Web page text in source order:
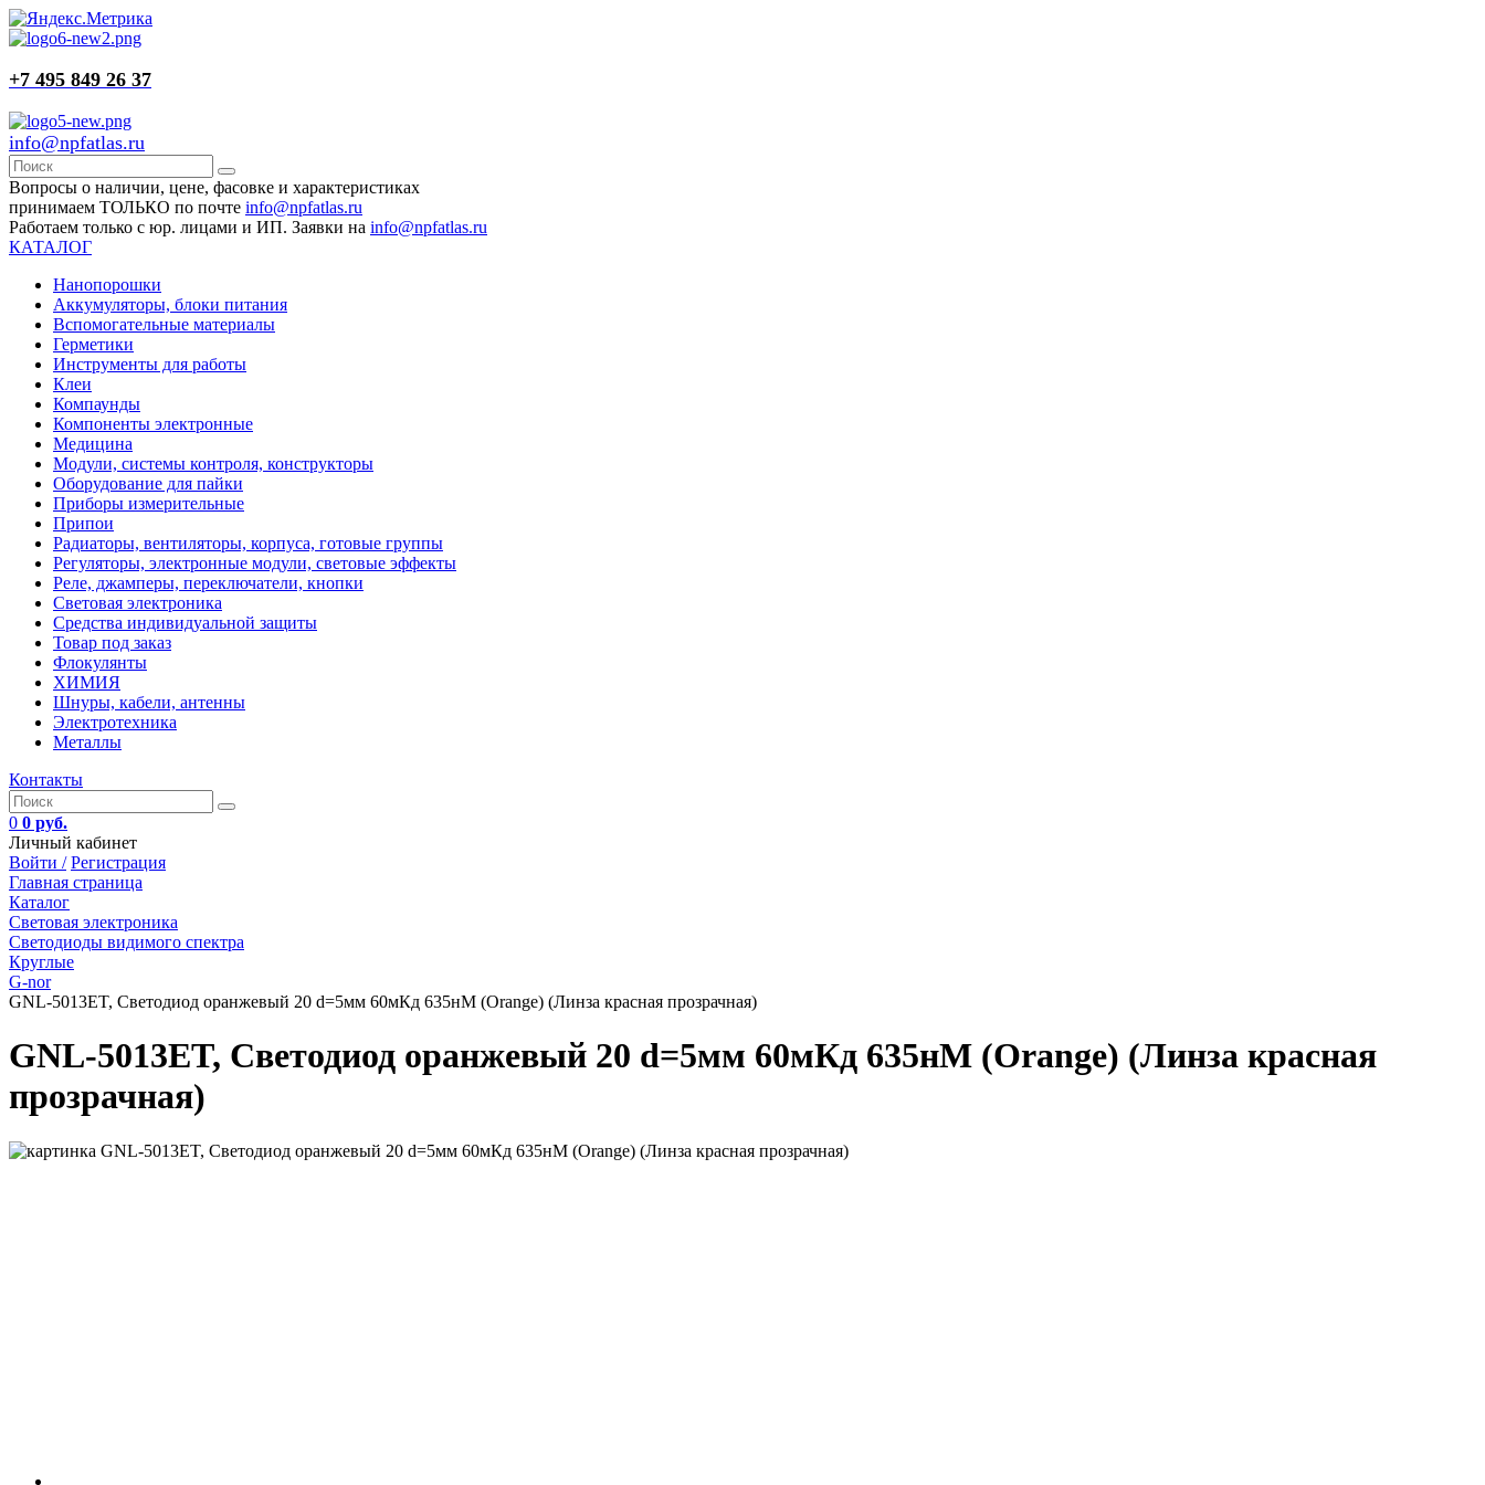
+7 495 849 26 37
info@npfatlas.ru
Вопросы о наличии, цене, фасовке и характеристиках
принимаем ТОЛЬКО по почте info@npfatlas.ru
Работаем только с юр. лицами и ИП. Заявки на info@npfatlas.ru
КАТАЛОГ
Нанопорошки
Аккумуляторы, блоки питания
Вспомогательные материалы
Герметики
Инструменты для работы
Клеи
Компаунды
Компоненты электронные
Медицина
Модули, системы контроля, конструкторы
Оборудование для пайки
Приборы измерительные
Припои
Радиаторы, вентиляторы, корпуса, готовые группы
Регуляторы, электронные модули, световые эффекты
Реле, джамперы, переключатели, кнопки
Световая электроника
Средства индивидуальной защиты
Товар под заказ
Флокулянты
ХИМИЯ
Шнуры, кабели, антенны
Электротехника
Металлы
Контакты
0 0 руб.
Личный кабинет
Войти / Регистрация
Главная страница
Каталог
Световая электроника
Светодиоды видимого спектра
Круглые
G-nor
GNL-5013ET, Светодиод оранжевый 20 d=5мм 60мКд 635нМ (Orange) (Линза красная прозрачная)
GNL-5013ET, Светодиод оранжевый 20 d=5мм 60мКд 635нМ (Orange) (Линза красная
прозрачная)